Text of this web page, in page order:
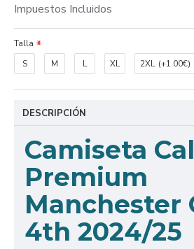
Impuestos Incluidos
Talla
S
M L XL 2XL (+1.00€)
DESCRIPCIÓN
Camiseta
Premium
Manchester
4th 2024/25